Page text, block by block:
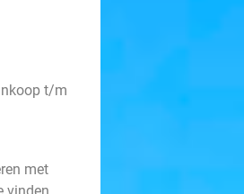
t/m
met